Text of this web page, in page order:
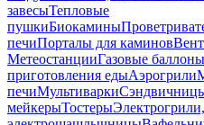
завесыТепловые
пушкиБиокамины
печиПорталы для каминов
МетеостанцииГазовые
приготовления едыАэрогрили
печиМультиварки
мейкерыТостерыЭлектрогрили,